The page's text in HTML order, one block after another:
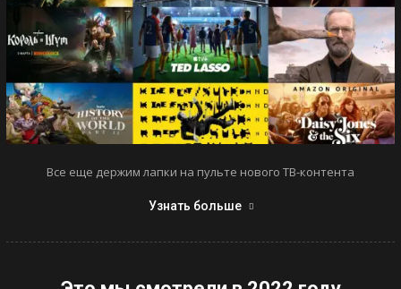
Все еще держим лапки на пульте нового ТВ-контента
Узнать больше